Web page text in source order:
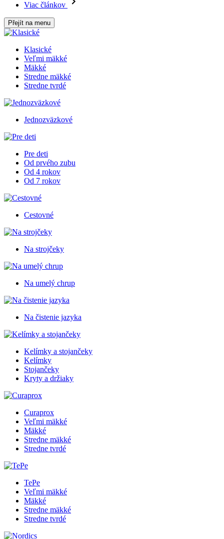
Viac článkov
Přejít na menu
Klasické
Veľmi mäkké
Mäkké
Stredne mäkké
Stredne tvrdé
Jednozväzkové
Pre deti
Od prvého zubu
Od 4 rokov
Od 7 rokov
Cestovné
Na strojčeky
Na umelý chrup
Na čistenie jazyka
Kelímky a stojančeky
Kelímky
Stojančeky
Kryty a držiaky
Curaprox
Veľmi mäkké
Mäkké
Stredne mäkké
Stredne tvrdé
TePe
Veľmi mäkké
Mäkké
Stredne mäkké
Stredne tvrdé